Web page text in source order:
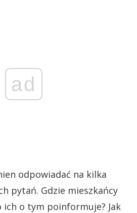
ad
odpowiadać na kilka
pytań. Gdzie mieszkańcy
ich o tym poinformuje? Jak